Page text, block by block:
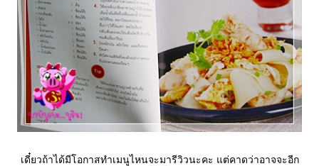
เดี๋ยวถ้าได้มีโอกาสทำเมนูไหนจะมารีวิวนะคะ แต่คาดว่าอาจจะอีก